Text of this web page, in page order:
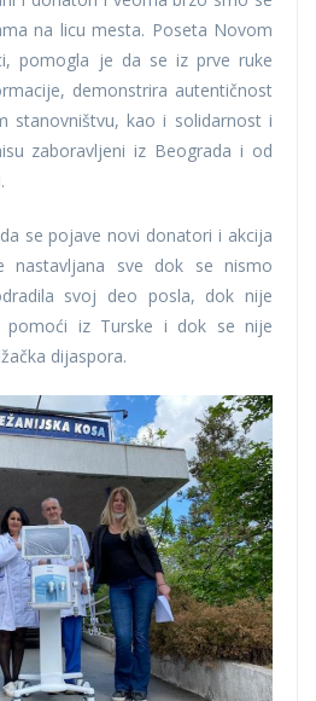
na licu mesta. Poseta Novom
pomogla je da se iz prve ruke
demonstrira autentičnost
stanovništvu, kao i solidarnost i
zaboravljeni iz Beograda i od
se pojave novi donatori i akcija
nastavljana sve dok se nismo
svoj deo posla, dok nije
pomoći iz Turske i dok se nije
dijaspora.